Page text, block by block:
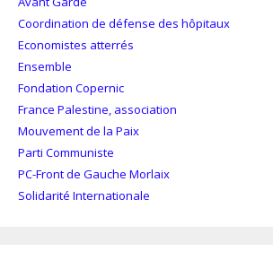
Coordination de défense des hôpitaux
Economistes atterrés
Ensemble
Fondation Copernic
France Palestine, association
Mouvement de la Paix
Parti Communiste
PC-Front de Gauche Morlaix
Solidarité Internationale